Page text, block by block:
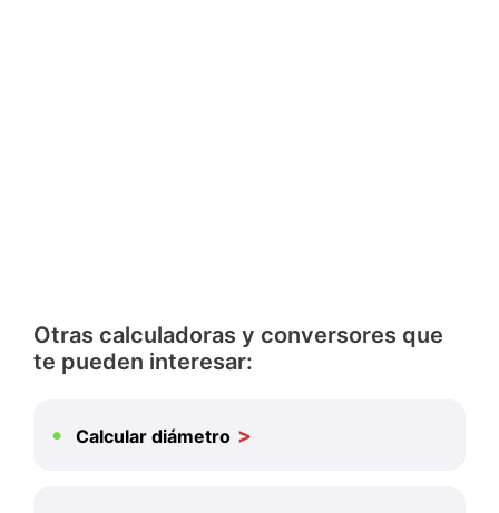
Otras calculadoras y conversores que
te pueden interesar:
Calcular diámetro